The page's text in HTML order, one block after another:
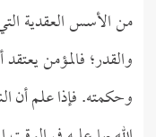
من الأسس العقدية
والقدر؛ فالمؤمن
وحكمته. فإذا علم أن